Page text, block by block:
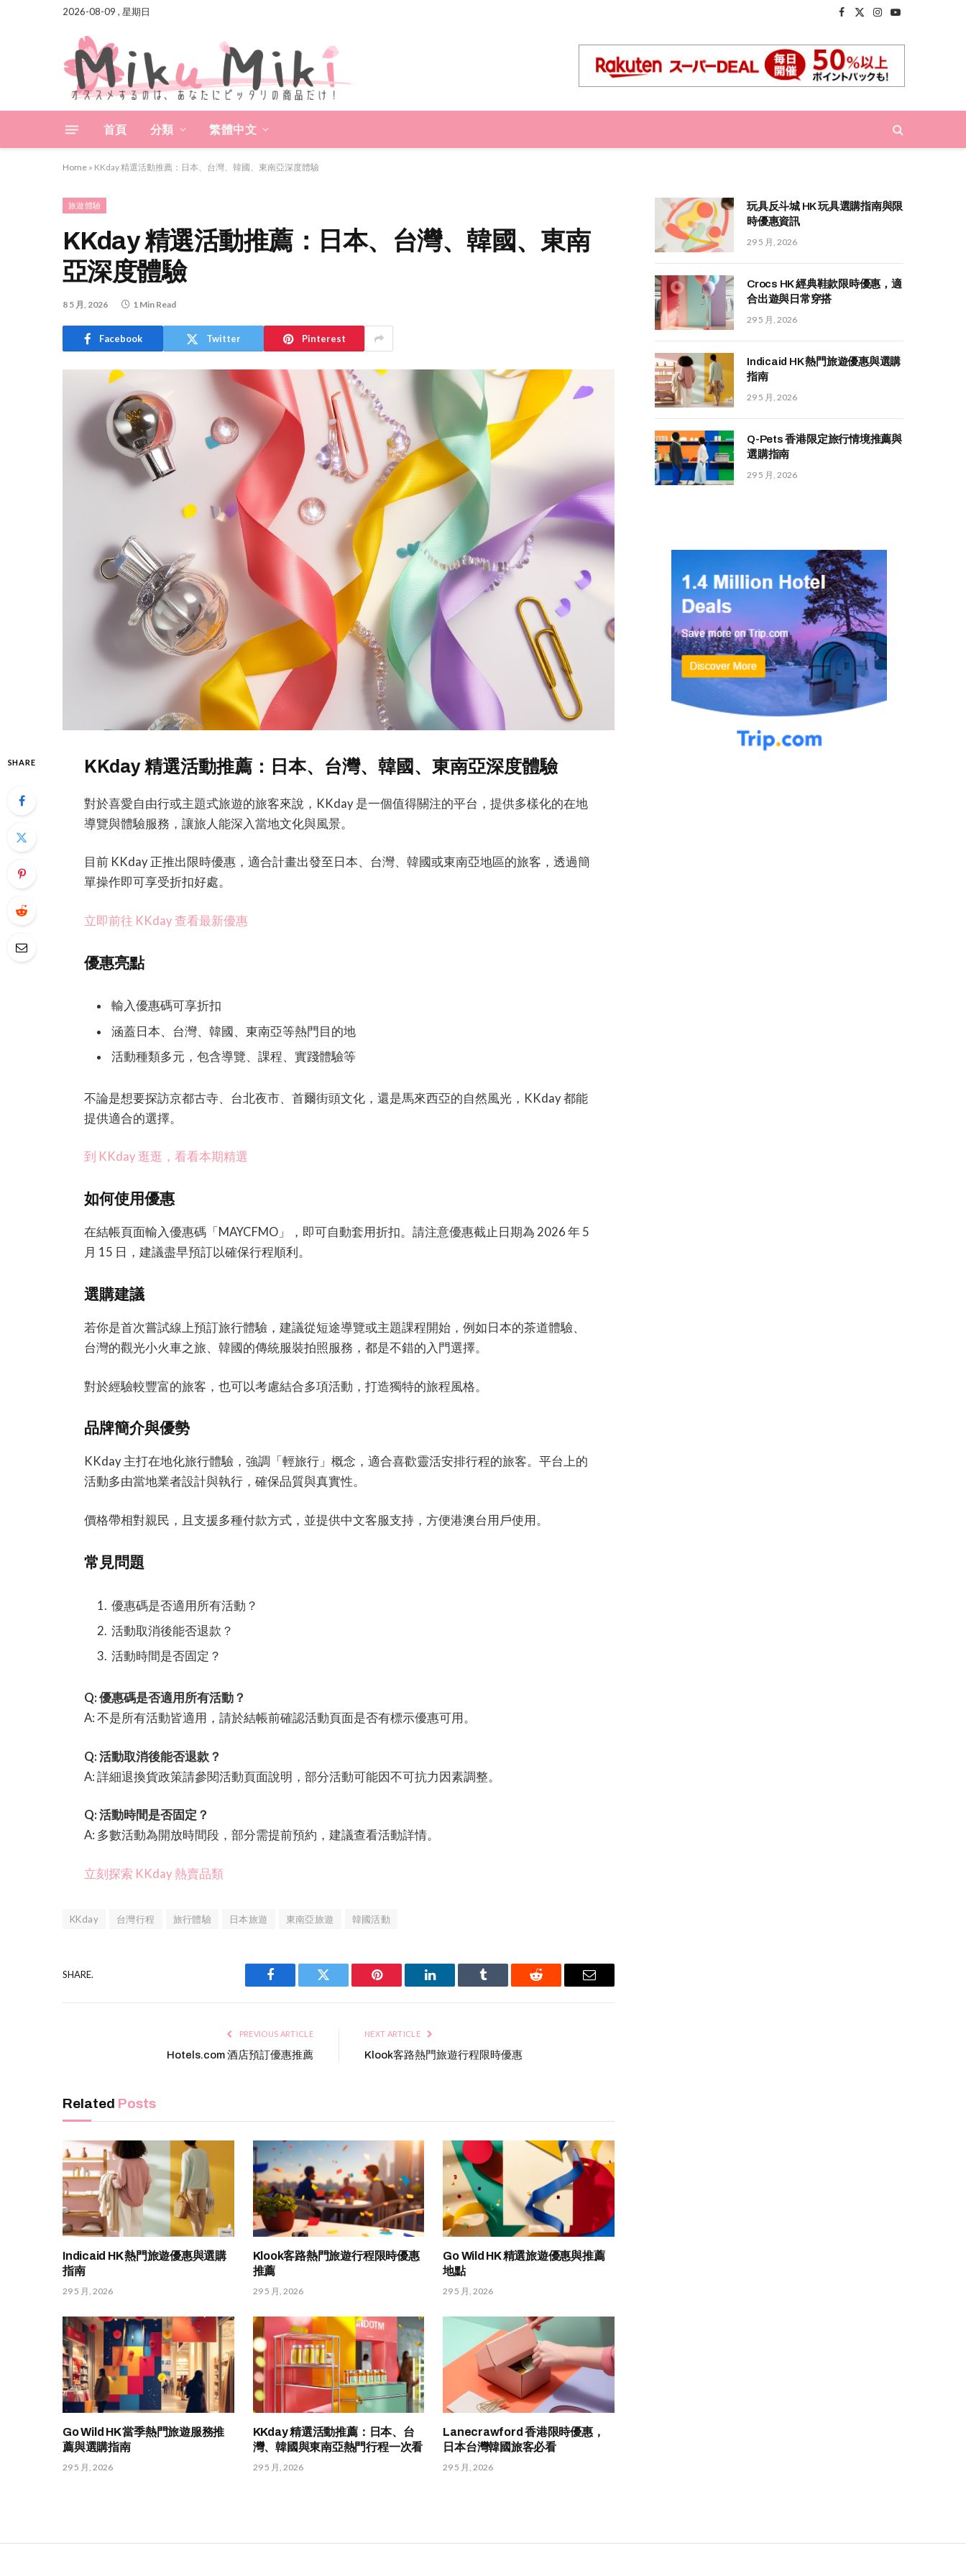
2026-08-09 , 星期日
Facebook
X
Instagram
YouTube
首頁 分類 繁體中文
Home » KKday 精選活動推薦：日本、台灣、韓國、東南亞深度體驗
旅遊體驗
KKday 精選活動推薦：日本、台灣、韓國、東南
亞深度體驗
8 5 月, 2026 1 Min Read
Facebook Twitter Pinterest
SHARE KKday 精選活動推薦：日本、台灣、韓國、東南亞深度體驗
對於喜愛自由行或主題式旅遊的旅客來說，KKday 是一個值得關注的平台，提供多樣化的在地
導覽與體驗服務，讓旅人能深入當地文化與風景。
目前 KKday 正推出限時優惠，適合計畫出發至日本、台灣、韓國或東南亞地區的旅客，透過簡
單操作即可享受折扣好處。
立即前往 KKday 查看最新優惠
優惠亮點
輸入優惠碼可享折扣
涵蓋日本、台灣、韓國、東南亞等熱門目的地
活動種類多元，包含導覽、課程、實踐體驗等
不論是想要探訪京都古寺、台北夜市、首爾街頭文化，還是馬來西亞的自然風光，KKday 都能
提供適合的選擇。
到 KKday 逛逛，看看本期精選
如何使用優惠
在結帳頁面輸入優惠碼「MAYCFMO」，即可自動套用折扣。請注意優惠截止日期為 2026 年 5
月 15 日，建議盡早預訂以確保行程順利。
選購建議
若你是首次嘗試線上預訂旅行體驗，建議從短途導覽或主題課程開始，例如日本的茶道體驗、
台灣的觀光小火車之旅、韓國的傳統服裝拍照服務，都是不錯的入門選擇。
對於經驗較豐富的旅客，也可以考慮結合多項活動，打造獨特的旅程風格。
品牌簡介與優勢
KKday 主打在地化旅行體驗，強調「輕旅行」概念，適合喜歡靈活安排行程的旅客。平台上的
活動多由當地業者設計與執行，確保品質與真實性。
價格帶相對親民，且支援多種付款方式，並提供中文客服支持，方便港澳台用戶使用。
常見問題
優惠碼是否適用所有活動？
活動取消後能否退款？
活動時間是否固定？
Q: 優惠碼是否適用所有活動？
A: 不是所有活動皆適用，請於結帳前確認活動頁面是否有標示優惠可用。
Q: 活動取消後能否退款？
A: 詳細退換貨政策請參閱活動頁面說明，部分活動可能因不可抗力因素調整。
Q: 活動時間是否固定？
A: 多數活動為開放時間段，部分需提前預約，建議查看活動詳情。
立刻探索 KKday 熱賣品類
KKday 台灣行程 旅行體驗 日本旅遊 東南亞旅遊 韓國活動
SHARE.
Facebook Twitter Pinterest LinkedIn Tumblr Reddit Email
PREVIOUS ARTICLE
Hotels.com 酒店預訂優惠推薦
NEXT ARTICLE
Klook客路熱門旅遊行程限時優惠
Related Posts
Indicaid HK 熱門旅遊優惠與選購
指南
29 5 月, 2026
Klook客路熱門旅遊行程限時優惠
推薦
29 5 月, 2026
Go Wild HK 精選旅遊優惠與推薦
地點
29 5 月, 2026
Go Wild HK 當季熱門旅遊服務推
薦與選購指南
29 5 月, 2026
KKday 精選活動推薦：日本、台
灣、韓國與東南亞熱門行程一次看
29 5 月, 2026
Lanecrawford 香港限時優惠，
日本台灣韓國旅客必看
29 5 月, 2026
玩具反斗城 HK 玩具選購指南與限
時優惠資訊
29 5 月, 2026
Crocs HK 經典鞋款限時優惠，適
合出遊與日常穿搭
29 5 月, 2026
Indicaid HK 熱門旅遊優惠與選購
指南
29 5 月, 2026
Q-Pets 香港限定旅行情境推薦與
選購指南
29 5 月, 2026